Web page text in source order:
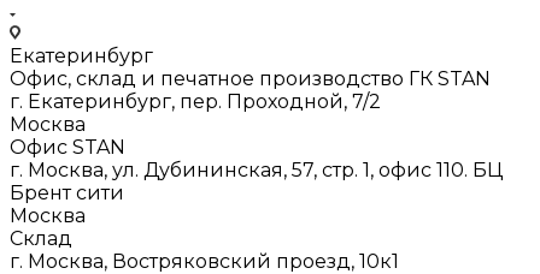
Екатеринбург
Офис, склад и печатное производство ГК STAN
г. Екатеринбург, пер. Проходной, 7/2
Москва
Офис STAN
г. Москва, ул. Дубининская, 57, стр. 1, офис 110. БЦ
Брент сити
Москва
Склад
г. Москва, Востряковский проезд, 10к1